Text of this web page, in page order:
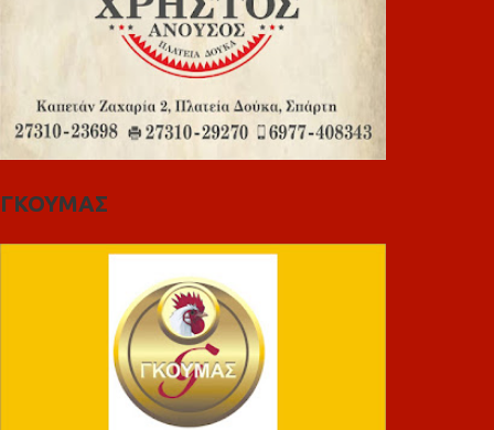
ΓΚΟΥΜΑΣ